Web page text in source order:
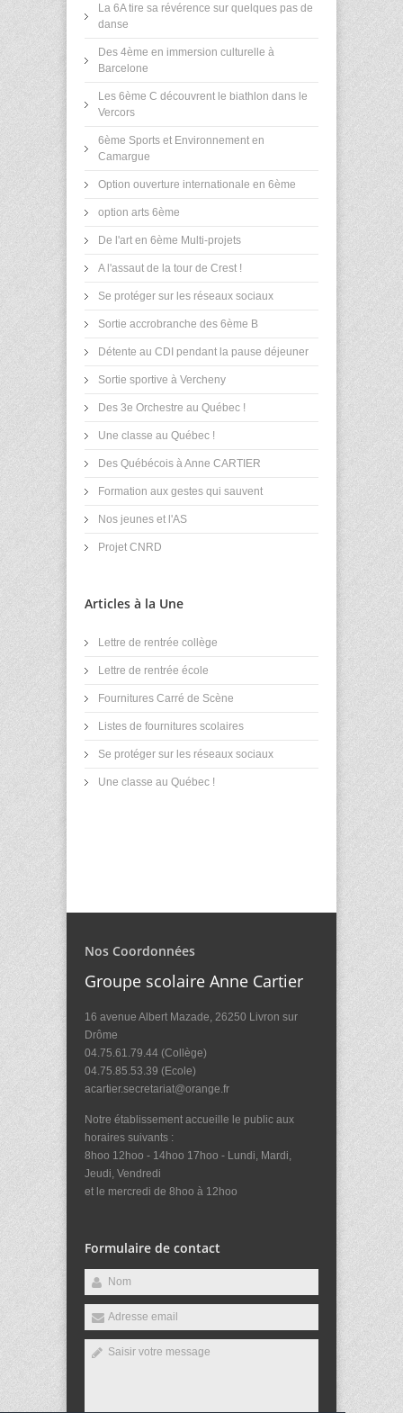
La 6A tire sa révérence sur quelques pas de
danse
Des 4ème en immersion culturelle à
Barcelone
Les 6ème C découvrent le biathlon dans le
Vercors
6ème Sports et Environnement en
Camargue
Option ouverture internationale en 6ème
option arts 6ème
De l'art en 6ème Multi-projets
A l'assaut de la tour de Crest !
Se protéger sur les réseaux sociaux
Sortie accrobranche des 6ème B
Détente au CDI pendant la pause déjeuner
Sortie sportive à Vercheny
Des 3e Orchestre au Québec !
Une classe au Québec !
Des Québécois à Anne CARTIER
Formation aux gestes qui sauvent
Nos jeunes et l'AS
Projet CNRD
Articles à la Une
Lettre de rentrée collège
Lettre de rentrée école
Fournitures Carré de Scène
Listes de fournitures scolaires
Se protéger sur les réseaux sociaux
Une classe au Québec !
Nos Coordonnées
Groupe scolaire Anne Cartier
16 avenue Albert Mazade, 26250 Livron sur
Drôme
04.75.61.79.44 (Collège)
04.75.85.53.39 (Ecole)
acartier.secretariat@orange.fr
Notre établissement accueille le public aux
horaires suivants :
8hoo 12hoo - 14hoo 17hoo - Lundi, Mardi,
Jeudi, Vendredi
et le mercredi de 8hoo à 12hoo
Formulaire de contact